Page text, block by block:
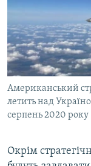
Американський
летить над
серпень 2020 року
Окрім